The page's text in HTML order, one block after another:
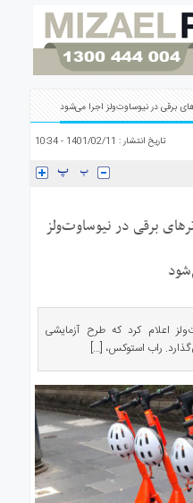
برقی در نیوساوت‌ولز اجرا می‌شود
تاریخ انتشار : 1401/02/11 - 10:34
برقی در نیوساوت‌ولز
اعلام کرد که طرح آزمایشی
راب استوکس، […]